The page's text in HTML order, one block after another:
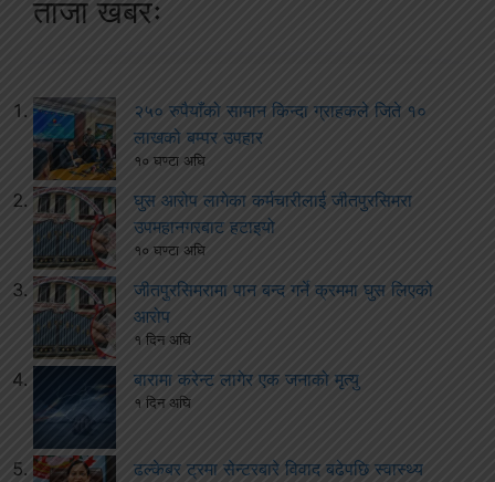
ताजा खबरः
२५० रुपैयाँको सामान किन्दा ग्राहकले जिते १०
लाखको बम्पर उपहार
१० घण्टा अघि
घुस आरोप लागेका कर्मचारीलाई जीतपुरसिमरा
उपमहानगरबाट हटाइयो
१० घण्टा अघि
जीतपुरसिमरामा पान बन्द गर्ने क्रममा घुस लिएको
आरोप
१ दिन अघि
बारामा करेन्ट लागेर एक जनाको मृत्यु
१ दिन अघि
ढल्केबर ट्रमा सेन्टरबारे विवाद बढेपछि स्वास्थ्य